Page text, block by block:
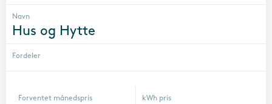
Navn
Hus og Hytte
Fordeler
Forventet månedspris kWh pris